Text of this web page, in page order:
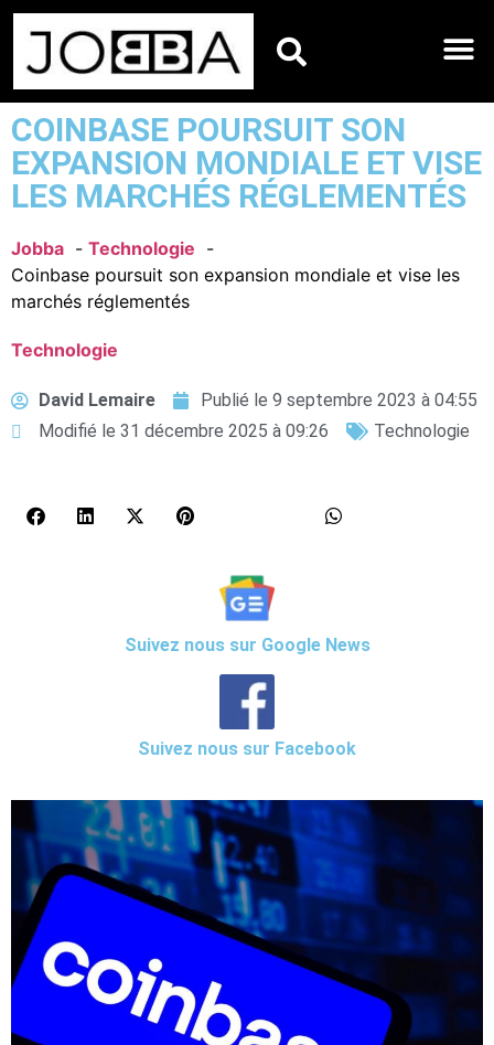
COINBASE POURSUIT SON
EXPANSION MONDIALE ET VISE
LES MARCHÉS RÉGLEMENTÉS
Jobba
Technologie
Coinbase poursuit son expansion mondiale et vise les
marchés réglementés
Technologie
David Lemaire Publié le 9 septembre 2023 à 04:55
Modifié le 31 décembre 2025 à 09:26
Technologie
Suivez nous sur Google News
Suivez nous sur Facebook